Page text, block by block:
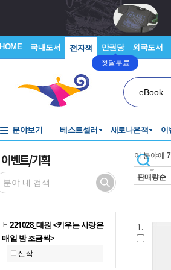
HOME 국내도서 전자책 만권당
첫달무료
외국도서
eBook
분야보기 베스트셀러 새로나온책 이
이벤트/기획
221028_대원 <키우는 사랑은
매일 밤 조금씩>
신작
이 분야에 7
판매량순
1.